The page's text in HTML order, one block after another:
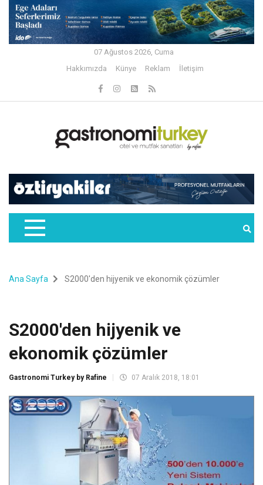
07 Ağustos 2026, Cuma
Hakkımızda
Künye Reklam İletişim
Ana Sayfa S2000'den hijyenik ve ekonomik çözümler
S2000'den hijyenik ve
ekonomik çözümler
Gastronomi Turkey by Rafine 07 Aralık 2018, 18:01